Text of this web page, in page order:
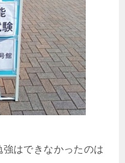
はできなかったのは